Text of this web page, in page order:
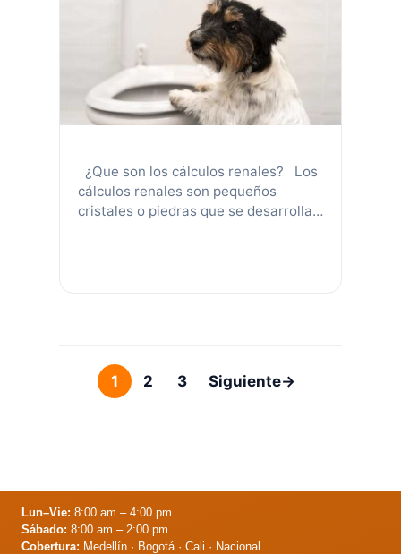
¿Que son los cálculos renales? Los
cálculos renales son pequeños
cristales o piedras que se desarrollan
encuentran en la orina, las cuales
Leer más
Página
1
Página
2
Página
3 Siguiente→
Lun–Vie: 8:00 am – 4:00 pm
Sábado: 8:00 am – 2:00 pm
Cobertura: Medellín · Bogotá · Cali · Nacional